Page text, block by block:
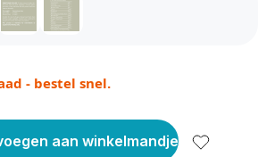
- bestel snel.
aan winkelmandje